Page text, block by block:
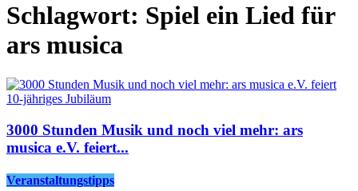
Schlagwort: Spiel ein Lied für
ars musica
3000 Stunden Musik und noch viel mehr: ars
musica e.V. feiert...
Veranstaltungstipps